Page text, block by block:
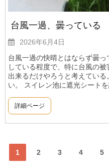
台風一過、曇っている
2026年6月4日
台風一過の快晴とはならず曇
している程度で、特に台風の
出来るだけやろうと考えてい
い。 スイレン池に遮光シート
詳細ページ
1 2 3 4 5